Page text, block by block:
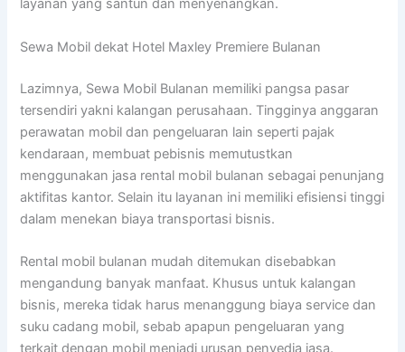
layanan yang santun dan menyenangkan.
Sewa Mobil dekat Hotel Maxley Premiere Bulanan
Lazimnya, Sewa Mobil Bulanan memiliki pangsa pasar
tersendiri yakni kalangan perusahaan. Tingginya anggaran
perawatan mobil dan pengeluaran lain seperti pajak
kendaraan, membuat pebisnis memutustkan
menggunakan jasa rental mobil bulanan sebagai penunjang
aktifitas kantor. Selain itu layanan ini memiliki efisiensi tinggi
dalam menekan biaya transportasi bisnis.
Rental mobil bulanan mudah ditemukan disebabkan
mengandung banyak manfaat. Khusus untuk kalangan
bisnis, mereka tidak harus menanggung biaya service dan
suku cadang mobil, sebab apapun pengeluaran yang
terkait dengan mobil menjadi urusan penyedia jasa.